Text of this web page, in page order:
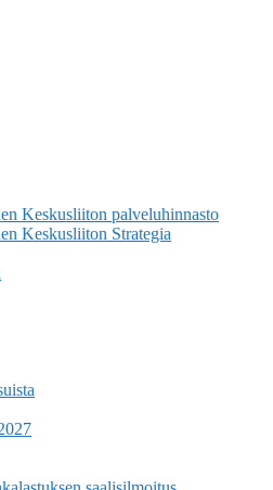
Keskusliiton palveluhinnasto
Keskusliiton Strategia